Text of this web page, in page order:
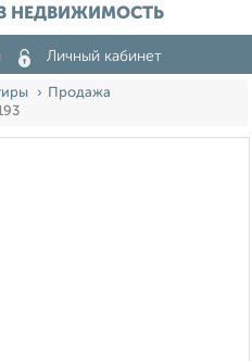
НЕДВИЖИМОСТЬ
Личный кабинет
Продажа